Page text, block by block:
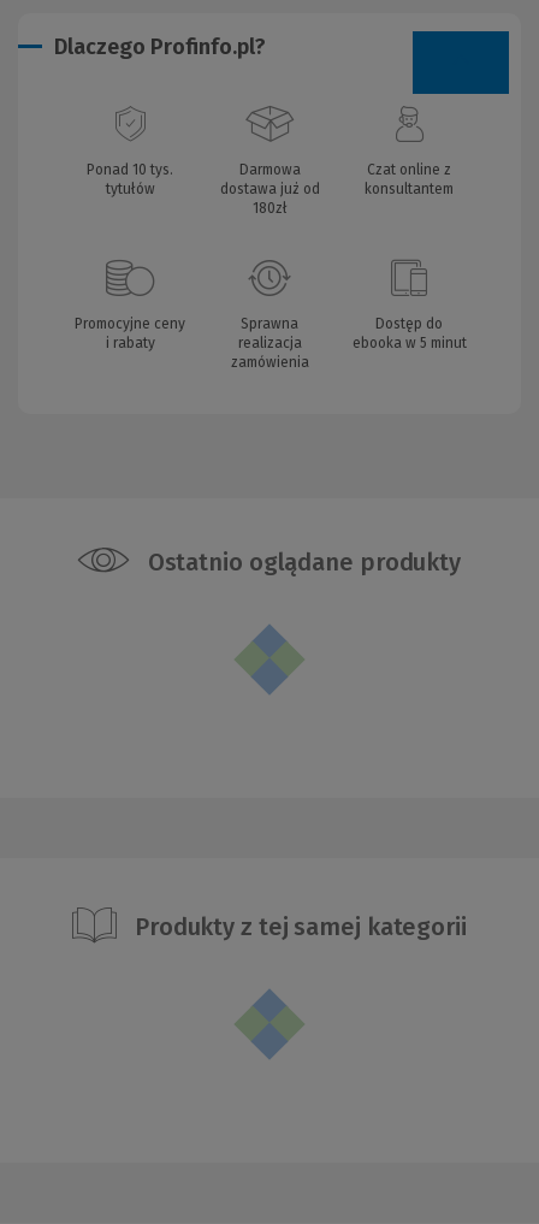
Dlaczego Profinfo.pl?
Ponad 10 tys.
tytułów
Darmowa
dostawa już od
180zł
Czat online z
konsultantem
Promocyjne ceny
i rabaty
Sprawna
realizacja
zamówienia
Dostęp do
ebooka w 5 minut
Ostatnio oglądane produkty
Produkty z tej samej kategorii